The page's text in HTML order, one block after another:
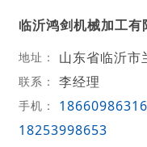
临沂鸿剑机械加工有
地址： 山东省临沂市
联系： 李经理
手机： 18660986316
18253998653